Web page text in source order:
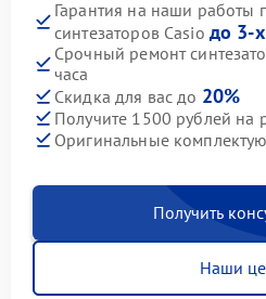
Гарантия на наши работы
синтезаторов Casio до 3-
Срочный ремонт
часа
Скидка для вас до 20%
Получите 1500 рублей на
Оригинальные
Получить
Наши